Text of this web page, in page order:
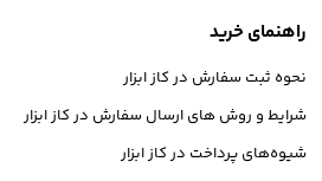
راهنمای خرید
نحوه ثبت سفارش در کاز ابزار
شرایط و روش های ارسال سفارش در کاز ابزار
شیوه‌های پرداخت در کاز ابزار